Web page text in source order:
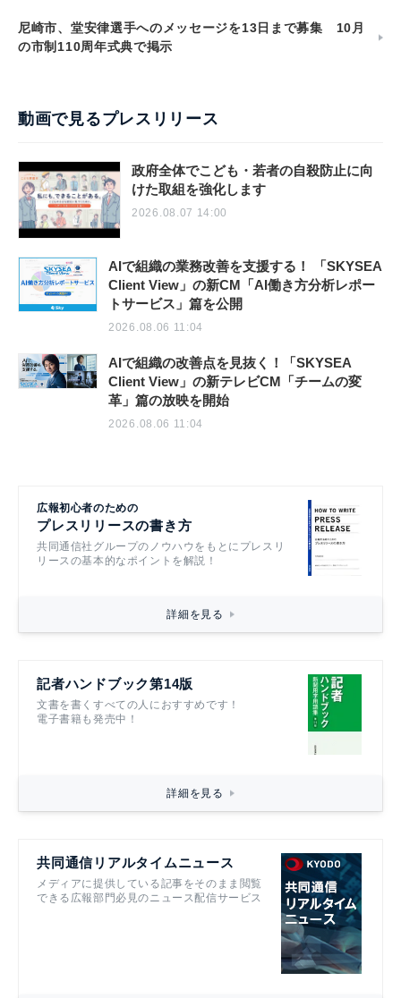
尼崎市、堂安律選手へのメッセージを13日まで募集 10月
の市制110周年式典で掲示
動画で見るプレスリリース
政府全体でこども・若者の自殺防止に向
けた取組を強化します
2026.08.07 14:00
AIで組織の業務改善を支援する！ 「SKYSEA
Client View」の新CM「AI働き方分析レポー
トサービス」篇を公開
2026.08.06 11:04
AIで組織の改善点を見抜く！「SKYSEA
Client View」の新テレビCM「チームの変
革」篇の放映を開始
2026.08.06 11:04
広報初心者のための
プレスリリースの書き方
共同通信社グループのノウハウをもとにプレスリ
リースの基本的なポイントを解説！
詳細を見る
記者ハンドブック第14版
文書を書くすべての人におすすめです！
電子書籍も発売中！
詳細を見る
共同通信リアルタイムニュース
メディアに提供している記事をそのまま閲覧
できる広報部門必見のニュース配信サービス